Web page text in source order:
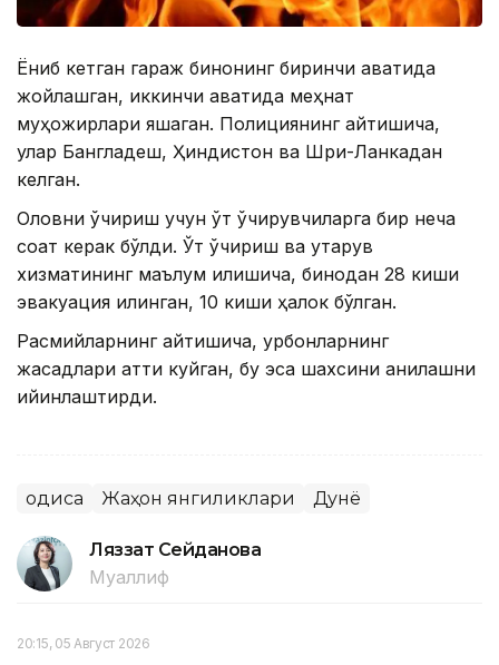
Ёниб кетган гараж бинонинг биринчи қаватида
жойлашган, иккинчи қаватида меҳнат
муҳожирлари яшаган. Полициянинг айтишича,
улар Бангладеш, Ҳиндистон ва Шри-Ланкадан
келган.
Оловни ўчириш учун ўт ўчирувчиларга бир неча
соат керак бўлди. Ўт ўчириш ва қутқарув
хизматининг маълум қилишича, бинодан 28 киши
эвакуация қилинган, 10 киши ҳалок бўлган.
Расмийларнинг айтишича, қурбонларнинг
жасадлари қаттиқ куйган, бу эса шахсини аниқлашни
қийинлаштирди.
Ҳодиса Жаҳон янгиликлари Дунё
Ляззат Сейданова
Муаллиф
20:15, 05 Август 2026